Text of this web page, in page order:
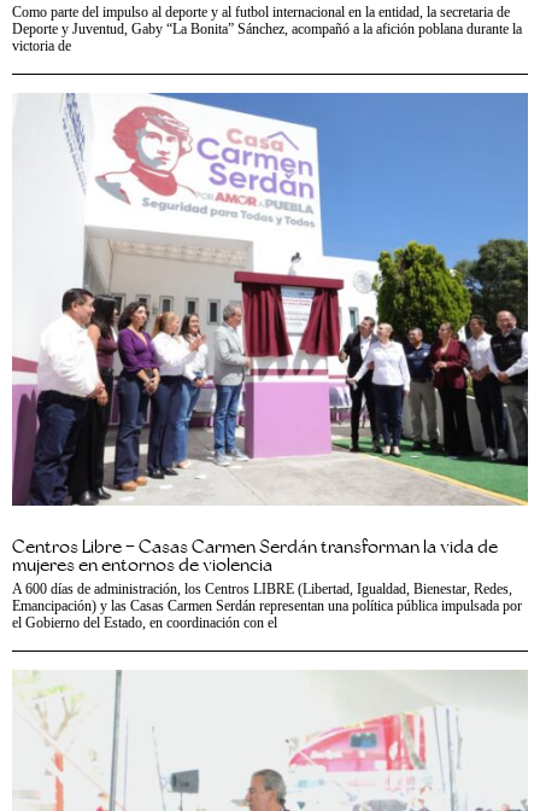
Como parte del impulso al deporte y al futbol internacional en la entidad, la secretaria de
Deporte y Juventud, Gaby “La Bonita” Sánchez, acompañó a la afición poblana durante la
victoria de
Centros Libre – Casas Carmen Serdán transforman la vida de
mujeres en entornos de violencia
A 600 días de administración, los Centros LIBRE (Libertad, Igualdad, Bienestar, Redes,
Emancipación) y las Casas Carmen Serdán representan una política pública impulsada por
el Gobierno del Estado, en coordinación con el